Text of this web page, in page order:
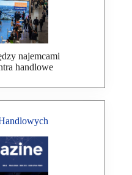
najemcami
handlowe